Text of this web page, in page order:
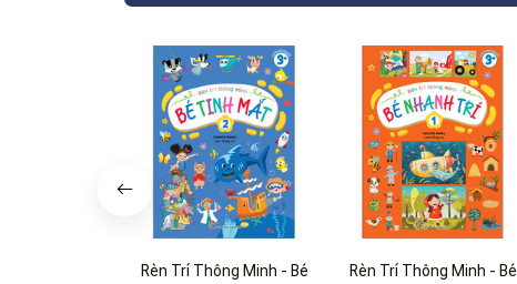
Rèn Trí Thông Minh - Bé
Rèn Trí Thông Minh - Bé